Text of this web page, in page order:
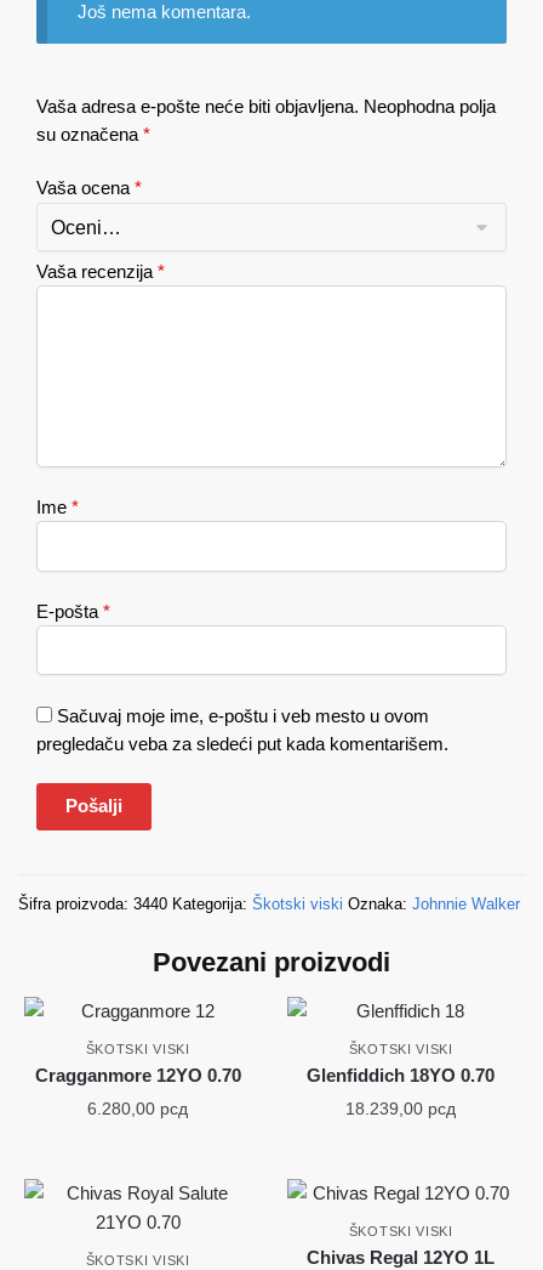
Još nema komentara.
Vaša adresa e-pošte neće biti objavljena. Neophodna polja
su označena *
Vaša ocena *
Vaša recenzija *
Ime *
E-pošta *
Sačuvaj moje ime, e-poštu i veb mesto u ovom
pregledaču veba za sledeći put kada komentarišem.
Šifra proizvoda: 3440 Kategorija: Škotski viski Oznaka: Johnnie Walker
Povezani proizvodi
ŠKOTSKI VISKI
Cragganmore 12YO 0.70
6.280,00 рсд
ŠKOTSKI VISKI
Glenfiddich 18YO 0.70
18.239,00 рсд
ŠKOTSKI VISKI
ŠKOTSKI VISKI
Chivas Regal 12YO 1L